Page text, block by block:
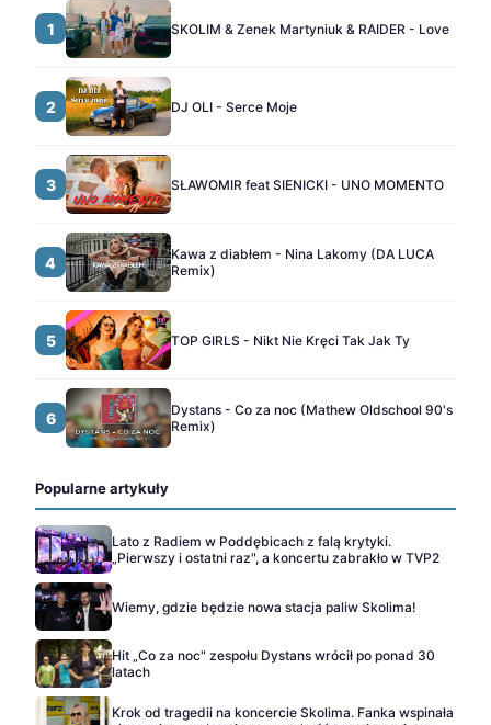
1 SKOLIM & Zenek Martyniuk & RAIDER - Love
2 DJ OLI - Serce Moje
3 SŁAWOMIR feat SIENICKI - UNO MOMENTO
4
Kawa z diabłem - Nina Lakomy (DA LUCA
Remix)
5 TOP GIRLS - Nikt Nie Kręci Tak Jak Ty
6
Dystans - Co za noc (Mathew Oldschool 90's
Remix)
Popularne artykuły
Lato z Radiem w Poddębicach z falą krytyki.
„Pierwszy i ostatni raz", a koncertu zabrakło w TVP2
Wiemy, gdzie będzie nowa stacja paliw Skolima!
Hit „Co za noc" zespołu Dystans wrócił po ponad 30
latach
Krok od tragedii na koncercie Skolima. Fanka wspinała